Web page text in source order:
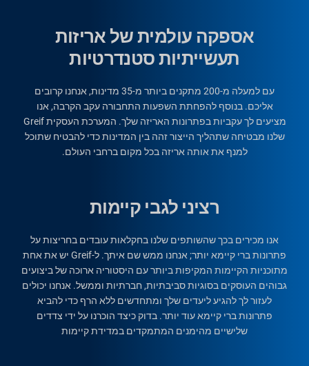
אספקה עולמית של אריזות
תעשייתיות סטנדרטיות
עם למעלה מ-200 מתקנים ביותר מ-35 מדינות, אנחנו קרובים
אליכם. בנוסף להפחתת השפעות התחבורה עקב הקרבה, אנו
מציעים לך עקביות בפתרונות האריזה שלך. המערכת העסקית Greif
שלנו מבטיחה שתהליך הייצור זהה בין המדינות כדי להבטיח שתוכל
למנף את אותה אריזה בכל מקום ברחבי העולם.
רציני לגבי קיימות
אנו מכירים בכך שהשותפים שלנו בחקלאות עובדים בחריצות על
פתרונות ברי קיימא יותר; אנחנו ממש שם איתך. ל-Greif יש את אחת
מתוכניות הקיימות המקיפות ביותר עם היסטוריה ארוכה של ביצועים
גבוהים העוסקים בסוגיות סביבתיות, חברתיות וממשל. אנחנו יכולים
לעזור לך להגיע ליעדים שלך ומתחדשים ללא הרף כדי להביא
פתרונות ברי קיימא עוד יותר. בדוק כיצד הוכרנו על ידי צדדים
שלישיים מהימנים המתמקדים במדידת קיימות